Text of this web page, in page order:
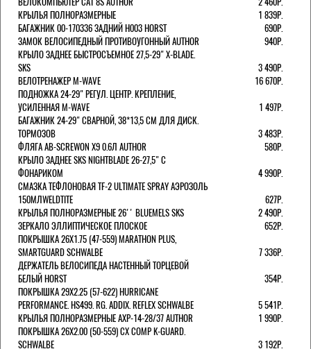
КРЫЛЬЯ ПОЛНОРАЗМЕРНЫЕ
1 839Р.
БАГАЖНИК 00-170336 ЗАДНИЙ H003 HORST
690Р.
ЗАМОК ВЕЛОСИПЕДНЫЙ ПРОТИВОУГОННЫЙ AUTHOR
940Р.
КРЫЛО ЗАДНЕЕ БЫСТРОСЪЕМНОЕ 27,5-29" X-BLADE.
SKS
3 490Р.
ВЕЛОТРЕНАЖЕР M-WAVE
16 670Р.
ПОДНОЖКА 24-29" РЕГУЛ. ЦЕНТР. КРЕПЛЕНИЕ,
УСИЛЕННАЯ M-WAVE
1 497Р.
БАГАЖНИК 24-29" СВАРНОЙ, 38*13,5 СМ ДЛЯ ДИСК.
ТОРМОЗОВ
3 483Р.
ФЛЯГА AB-SCREWON X9 0.6Л AUTHOR
580Р.
КРЫЛО ЗАДНЕЕ SKS NIGHTBLADE 26-27,5" С
ФОНАРИКОМ
4 990Р.
СМАЗКА ТЕФЛОНОВАЯ TF-2 ULTIMATE SPRAY АЭРОЗОЛЬ
150МЛWELDTITE
627Р.
КРЫЛЬЯ ПОЛНОРАЗМЕРНЫЕ 26'' BLUEMELS SKS
2 490Р.
ЗЕРКАЛО ЭЛЛИПТИЧЕСКОЕ ПЛОСКОЕ
652Р.
ПОКРЫШКА 26X1.75 (47-559) MARATHON PLUS,
SMARTGUARD SCHWALBE
7 336Р.
ДЕРЖАТЕЛЬ ВЕЛОCИПЕДА НАСТЕННЫЙ ТОРЦЕВОЙ
БЕЛЫЙ HORST
354Р.
ПОКРЫШКА 29X2.25 (57-622) HURRICANE
PERFORMANCE. HS499. RG. ADDIX. REFLEX SCHWALBE
5 541Р.
КРЫЛЬЯ ПОЛНОРАЗМЕРНЫЕ AXP-14-28/37 AUTHOR
1 990Р.
ПОКРЫШКА 26X2.00 (50-559) CX COMP K-GUARD.
SCHWALBE
3 192Р.